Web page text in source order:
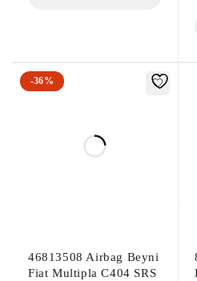
-36%
46813508 Airbag Beyni
Fiat Multipla C404 SRS